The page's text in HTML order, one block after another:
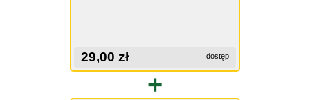
29,00 zł dostęp
+